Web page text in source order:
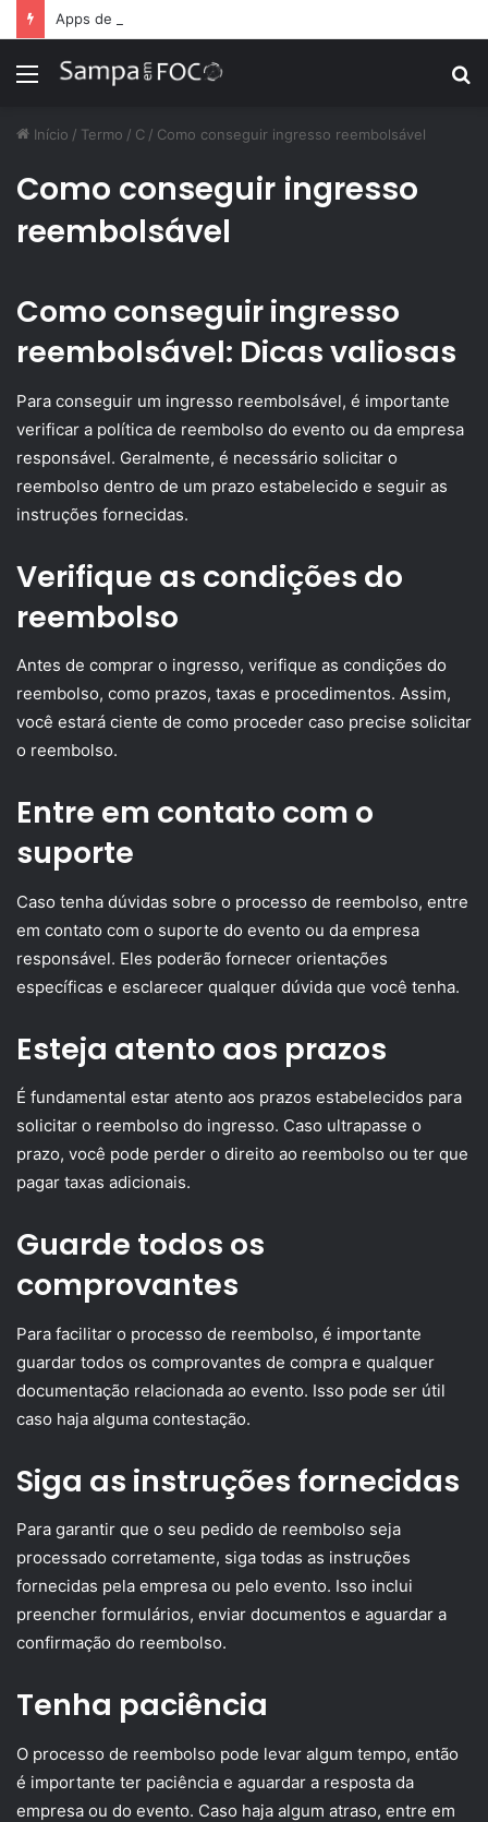
Menu
Início / Termo / C / Como conseguir ingresso reembolsável
Como conseguir ingresso
reembolsável
Como conseguir ingresso
reembolsável: Dicas valiosas
Para conseguir um ingresso reembolsável, é importante
verificar a política de reembolso do evento ou da empresa
responsável. Geralmente, é necessário solicitar o
reembolso dentro de um prazo estabelecido e seguir as
instruções fornecidas.
Verifique as condições do
reembolso
Antes de comprar o ingresso, verifique as condições do
reembolso, como prazos, taxas e procedimentos. Assim,
você estará ciente de como proceder caso precise solicitar
o reembolso.
Entre em contato com o
suporte
Caso tenha dúvidas sobre o processo de reembolso, entre
em contato com o suporte do evento ou da empresa
responsável. Eles poderão fornecer orientações
específicas e esclarecer qualquer dúvida que você tenha.
Esteja atento aos prazos
É fundamental estar atento aos prazos estabelecidos para
solicitar o reembolso do ingresso. Caso ultrapasse o
prazo, você pode perder o direito ao reembolso ou ter que
pagar taxas adicionais.
Guarde todos os
comprovantes
Para facilitar o processo de reembolso, é importante
guardar todos os comprovantes de compra e qualquer
documentação relacionada ao evento. Isso pode ser útil
caso haja alguma contestação.
Siga as instruções fornecidas
Para garantir que o seu pedido de reembolso seja
processado corretamente, siga todas as instruções
fornecidas pela empresa ou pelo evento. Isso inclui
preencher formulários, enviar documentos e aguardar a
confirmação do reembolso.
Tenha paciência
O processo de reembolso pode levar algum tempo, então
é importante ter paciência e aguardar a resposta da
empresa ou do evento. Caso haja algum atraso, entre em